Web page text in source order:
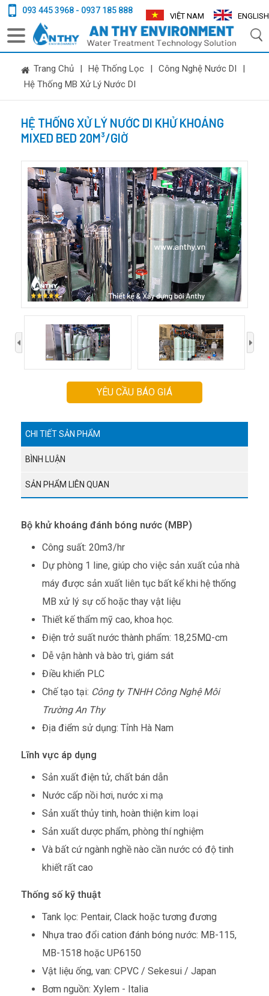
093 445 3968 - 0937 185 888
VIỆT NAM ENGLISH
Trang Chủ | Hệ Thống Lọc | Công Nghệ Nước DI
|
Hệ Thống MB Xử Lý Nước DI
HỆ THỐNG XỬ LÝ NƯỚC DI KHỬ KHOÁNG
MIXED BED 20M³/GIỜ
›
YÊU CẦU BÁO GIÁ
CHI TIẾT SẢN PHẨM
BÌNH LUẬN
SẢN PHẨM LIÊN QUAN
Bộ khử khoáng đánh bóng nước (MBP)
Công suất: 20m3/hr
Dự phòng 1 line, giúp cho việc sản xuất của nhà
máy được sản xuất liên tục bất kể khi hệ thống
MB xử lý sự cố hoặc thay vật liệu
Thiết kế thẩm mỹ cao, khoa học.
Điện trở suất nước thành phẩm: 18,25MΩ-cm
Dễ vận hành và bào trì, giám sát
Điều khiển PLC
Chế tạo tại: Công ty TNHH Công Nghệ Môi
Trường An Thy
Địa điểm sử dụng: Tỉnh Hà Nam
Lĩnh vực áp dụng
Sản xuất điện tử, chất bán dẫn
Nước cấp nồi hơi, nước xi mạ
Sản xuất thủy tinh, hoàn thiện kim loại
Sản xuất dược phẩm, phòng thí nghiệm
Và bất cứ ngành nghề nào cần nước có độ tinh
khiết rất cao
Thống số kỹ thuật
Tank lọc: Pentair, Clack hoặc tương đương
Nhựa trao đổi cation đánh bóng nước: MB-115,
MB-1518 hoặc UP6150
Vật liệu ống, van: CPVC / Sekesui / Japan
Bơm nguồn: Xylem - Italia